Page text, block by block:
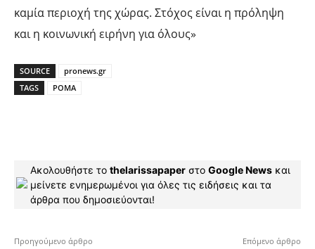
καμία περιοχή της χώρας. Στόχος είναι η πρόληψη
και η κοινωνική ειρήνη για όλους»
SOURCE
pronews.gr
TAGS
ΡΟΜΑ
Ακολουθήστε το thelarissapaper στο Google News και
μείνετε ενημερωμένοι για όλες τις ειδήσεις και τα
άρθρα που δημοσιεύονται!
Προηγούμενο άρθρο Επόμενο άρθρο